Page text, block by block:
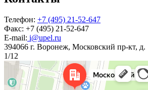
Телефон: +7 (495) 21-52-647
Факс: +7 (495) 21-52-647
E-mail: i@upel.ru
394066 г. Воронеж, Московский пр-кт,
1/12